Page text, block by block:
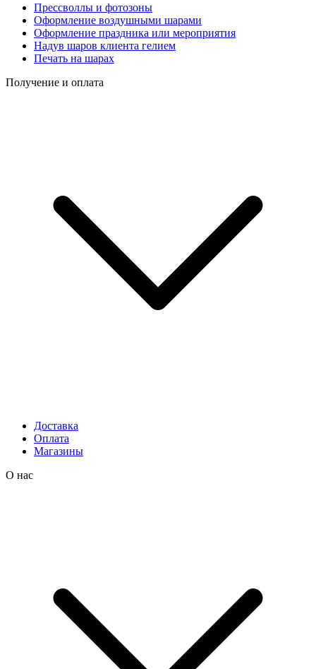
Прессволлы и фотозоны
Оформление воздушными шарами
Оформление праздника или мероприятия
Надув шаров клиента гелием
Печать на шарах
Получение и оплата
Доставка
Оплата
Магазины
О нас